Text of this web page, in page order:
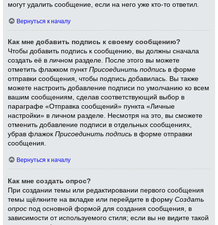
могут удалить сообщение, если на него уже кто-то ответил.
Вернуться к началу
Как мне добавить подпись к своему сообщению?
Чтобы добавить подпись к сообщению, вы должны сначала
создать её в личном разделе. После этого вы можете
отметить флажком пунктПрисоединить подпись в форме
отправки сообщения, чтобы подпись добавилась. Вы также
можете настроить добавление подписи по умолчанию ко всем
вашим сообщениям, сделав соответствующий выбор в
параграфе «Отправка сообщений» пункта «Личные
настройки» в личном разделе. Несмотря на это, вы сможете
отменить добавление подписи в отдельных сообщениях,
убрав флажокПрисоединить подпись в форме отправки
сообщения.
Вернуться к началу
Как мне создать опрос?
При создании темы или редактировании первого сообщения
темы щёлкните на вкладке или перейдите в формуСоздать
опрос под основной формой для создания сообщения, в
зависимости от используемого стиля; если вы не видите такой